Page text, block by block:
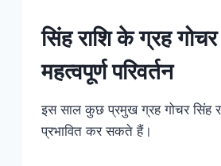
सिंह राशि के ग्रह
महत्वपूर्ण परिवर्तन
इस साल कुछ प्रमुख ग्रह गोचर सिंह
प्रभावित कर सकते हैं।